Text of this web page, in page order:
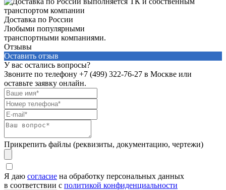
Доставка по России
Любыми популярными
транспортными компаниями.
Отзывы
Оставить отзыв
У вас остались вопросы?
Звоните по телефону +7 (499) 322-76-27 в Москве или
оставьте заявку онлайн.
Прикрепить файлы (реквизиты, документацию, чертежи)
Я даю согласие на обработку персональных данных
в соответствии с политикой конфиденциальности